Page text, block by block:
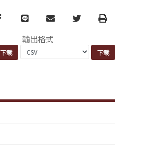
line email TwitterPrint
輸出格式